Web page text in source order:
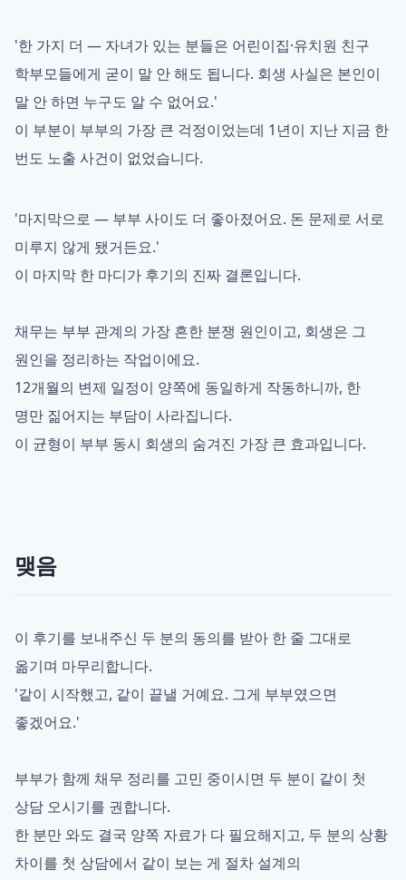
'한 가지 더 — 자녀가 있는 분들은 어린이집·유치원 친구
학부모들에게 굳이 말 안 해도 됩니다. 회생 사실은 본인이
말 안 하면 누구도 알 수 없어요.'
이 부분이 부부의 가장 큰 걱정이었는데 1년이 지난 지금 한
번도 노출 사건이 없었습니다.
'마지막으로 — 부부 사이도 더 좋아졌어요. 돈 문제로 서로
미루지 않게 됐거든요.'
이 마지막 한 마디가 후기의 진짜 결론입니다.
채무는 부부 관계의 가장 흔한 분쟁 원인이고, 회생은 그
원인을 정리하는 작업이에요.
12개월의 변제 일정이 양쪽에 동일하게 작동하니까, 한
명만 짊어지는 부담이 사라집니다.
이 균형이 부부 동시 회생의 숨겨진 가장 큰 효과입니다.
맺음
이 후기를 보내주신 두 분의 동의를 받아 한 줄 그대로
옮기며 마무리합니다.
'같이 시작했고, 같이 끝낼 거예요. 그게 부부였으면
좋겠어요.'
부부가 함께 채무 정리를 고민 중이시면 두 분이 같이 첫
상담 오시기를 권합니다.
한 분만 와도 결국 양쪽 자료가 다 필요해지고, 두 분의 상황
차이를 첫 상담에서 같이 보는 게 절차 설계의